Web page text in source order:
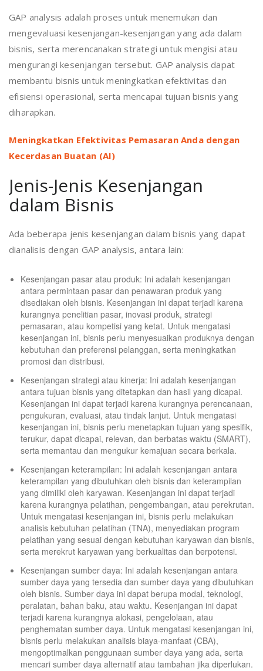
GAP analysis adalah proses untuk menemukan dan
mengevaluasi kesenjangan-kesenjangan yang ada dalam
bisnis, serta merencanakan strategi untuk mengisi atau
mengurangi kesenjangan tersebut. GAP analysis dapat
membantu bisnis untuk meningkatkan efektivitas dan
efisiensi operasional, serta mencapai tujuan bisnis yang
diharapkan.
Meningkatkan Efektivitas Pemasaran Anda dengan
Kecerdasan Buatan (AI)
Jenis-Jenis Kesenjangan
dalam Bisnis
Ada beberapa jenis kesenjangan dalam bisnis yang dapat
dianalisis dengan GAP analysis, antara lain:
Kesenjangan pasar atau produk: Ini adalah kesenjangan
antara permintaan pasar dan penawaran produk yang
disediakan oleh bisnis. Kesenjangan ini dapat terjadi karena
kurangnya penelitian pasar, inovasi produk, strategi
pemasaran, atau kompetisi yang ketat. Untuk mengatasi
kesenjangan ini, bisnis perlu menyesuaikan produknya dengan
kebutuhan dan preferensi pelanggan, serta meningkatkan
promosi dan distribusi.
Kesenjangan strategi atau kinerja: Ini adalah kesenjangan
antara tujuan bisnis yang ditetapkan dan hasil yang dicapai.
Kesenjangan ini dapat terjadi karena kurangnya perencanaan,
pengukuran, evaluasi, atau tindak lanjut. Untuk mengatasi
kesenjangan ini, bisnis perlu menetapkan tujuan yang spesifik,
terukur, dapat dicapai, relevan, dan berbatas waktu (SMART),
serta memantau dan mengukur kemajuan secara berkala.
Kesenjangan keterampilan: Ini adalah kesenjangan antara
keterampilan yang dibutuhkan oleh bisnis dan keterampilan
yang dimiliki oleh karyawan. Kesenjangan ini dapat terjadi
karena kurangnya pelatihan, pengembangan, atau perekrutan.
Untuk mengatasi kesenjangan ini, bisnis perlu melakukan
analisis kebutuhan pelatihan (TNA), menyediakan program
pelatihan yang sesuai dengan kebutuhan karyawan dan bisnis,
serta merekrut karyawan yang berkualitas dan berpotensi.
Kesenjangan sumber daya: Ini adalah kesenjangan antara
sumber daya yang tersedia dan sumber daya yang dibutuhkan
oleh bisnis. Sumber daya ini dapat berupa modal, teknologi,
peralatan, bahan baku, atau waktu. Kesenjangan ini dapat
terjadi karena kurangnya alokasi, pengelolaan, atau
penghematan sumber daya. Untuk mengatasi kesenjangan ini,
bisnis perlu melakukan analisis biaya-manfaat (CBA),
mengoptimalkan penggunaan sumber daya yang ada, serta
mencari sumber daya alternatif atau tambahan jika diperlukan.